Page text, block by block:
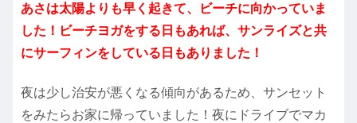
あさは太陽よりも早く起きて、ビーチに向かっていま
した！ビーチヨガをする日もあれば、サンライズと共
にサーフィンをしている日もありました！
夜は少し治安が悪くなる傾向があるため、サンセット
をみたらお家に帰っていました！夜にドライブでマカ